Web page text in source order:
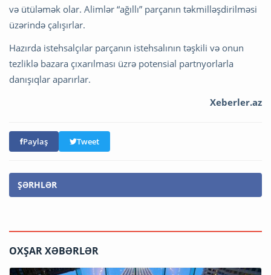
və ütüləmək olar. Alimlər “ağıllı” parçanın təkmilləşdirilməsi
üzərində çalışırlar.
Hazırda istehsalçılar parçanın istehsalının təşkili və onun
tezliklə bazara çıxarılması üzrə potensial partnyorlarla
danışıqlar aparırlar.
Xeberler.az
Paylaş Tweet
ŞƏRHLƏR
OXŞAR XƏBƏRLƏR